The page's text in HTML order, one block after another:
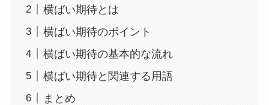
横ばい期待とは
横ばい期待のポイント
横ばい期待の基本的な流れ
横ばい期待と関連する用語
まとめ